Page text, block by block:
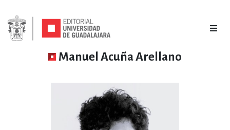
Manuel Acuña Arellano